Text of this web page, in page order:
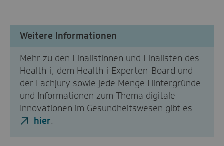
Weitere Informationen
Mehr zu den Finalistinnen und Finalisten des
Health-i, dem Health-i Experten-Board und
der Fachjury sowie jede Menge Hintergründe
und Informationen zum Thema digitale
Innovationen im Gesundheitswesen gibt es
hier.